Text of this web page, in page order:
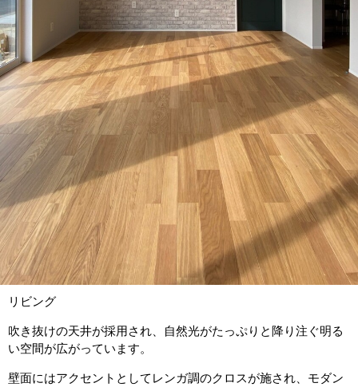
リビング
吹き抜けの天井が採用され、自然光がたっぷりと降り注ぐ明る
い空間が広がっています。
壁面にはアクセントとしてレンガ調のクロスが施され、モダン